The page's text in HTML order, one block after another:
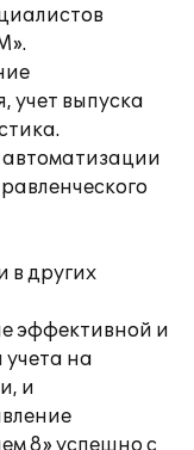
учет выпуска
в других
эффективной и
на
и
8» успешно с